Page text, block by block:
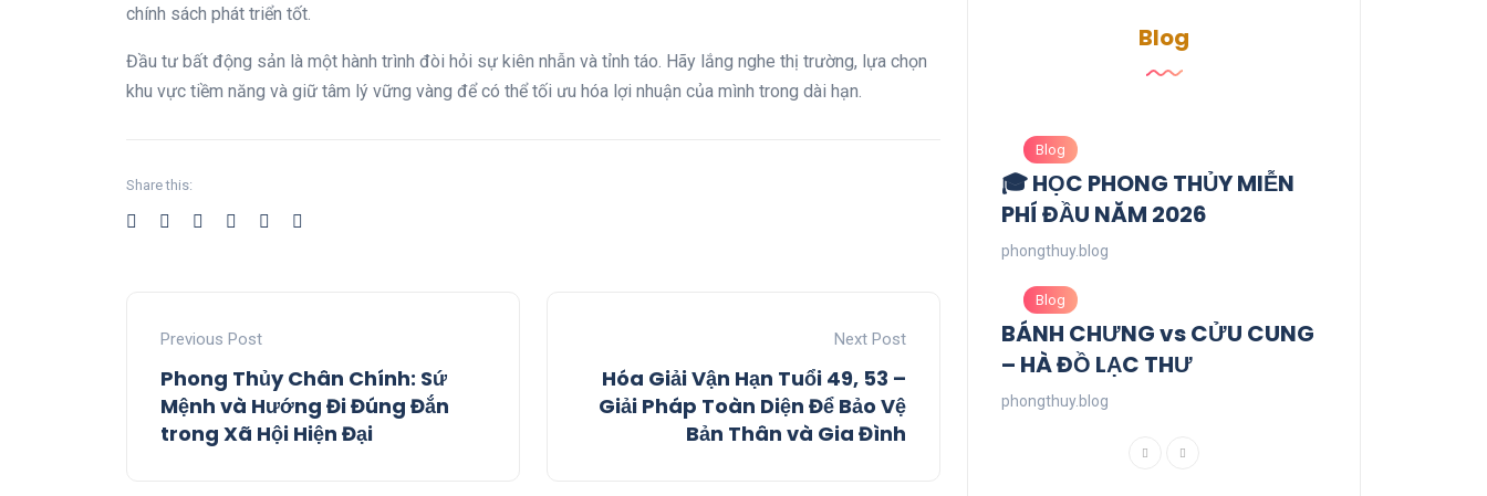
chính sách phát triển tốt.
Đầu tư bất động sản là một hành trình đòi hỏi sự kiên nhẫn và tỉnh táo. Hãy lắng nghe thị trường, lựa chọn
khu vực tiềm năng và giữ tâm lý vững vàng để có thể tối ưu hóa lợi nhuận của mình trong dài hạn.
Share this:
Previous Post
Phong Thủy Chân Chính: Sứ
Mệnh và Hướng Đi Đúng Đắn
trong Xã Hội Hiện Đại
Next Post
Hóa Giải Vận Hạn Tuổi 49, 53 –
Giải Pháp Toàn Diện Để Bảo Vệ
Bản Thân và Gia Đình
Blog
Blog
🎓 HỌC PHONG THỦY MIỄN
PHÍ ĐẦU NĂM 2026
phongthuy.blog
Blog
BÁNH CHƯNG vs CỬU CUNG
– HÀ ĐỒ LẠC THƯ
phongthuy.blog